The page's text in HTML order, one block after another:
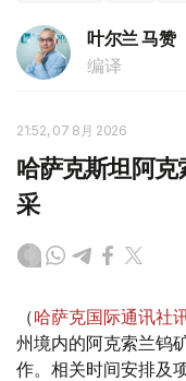
叶尔兰 马赞
编译
21:52, 07 8月 2026
哈萨克斯坦阿
采
（哈萨克国际通讯社
州境内的阿克索兰钨
作。相关时间安排及